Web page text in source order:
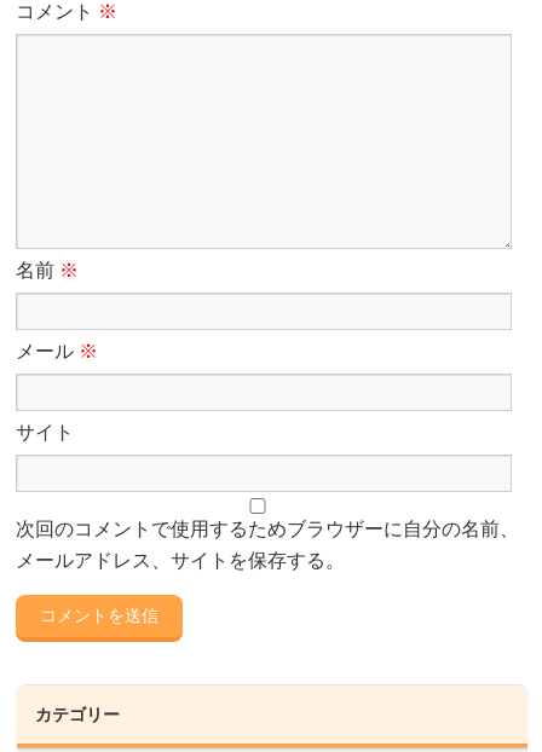
コメント ※
名前 ※
メール ※
サイト
次回のコメントで使用するためブラウザーに自分の名前、
メールアドレス、サイトを保存する。
カテゴリー